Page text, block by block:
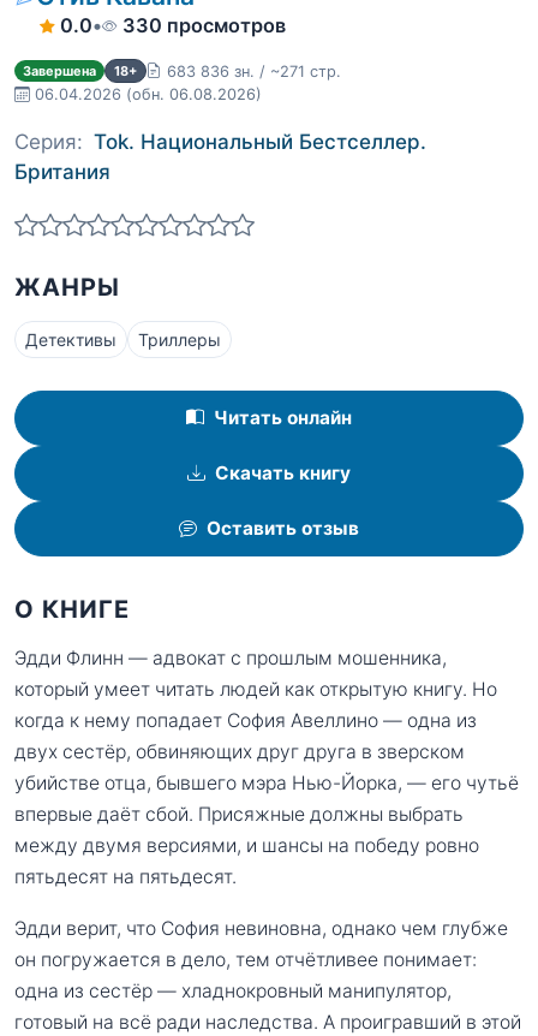
0.0• 330 просмотров
Завершена 18+
683 836 зн. / ~271 стр.
06.04.2026 (обн. 06.08.2026)
Серия: Tok. Национальный Бестселлер.
Британия
ЖАНРЫ
Детективы Триллеры
Читать онлайн
Скачать книгу
Оставить отзыв
О КНИГЕ
Эдди Флинн — адвокат с прошлым мошенника,
который умеет читать людей как открытую книгу. Но
когда к нему попадает София Авеллино — одна из
двух сестёр, обвиняющих друг друга в зверском
убийстве отца, бывшего мэра Нью-Йорка, — его чутьё
впервые даёт сбой. Присяжные должны выбрать
между двумя версиями, и шансы на победу ровно
пятьдесят на пятьдесят.
Эдди верит, что София невиновна, однако чем глубже
он погружается в дело, тем отчётливее понимает:
одна из сестёр — хладнокровный манипулятор,
готовый на всё ради наследства. А проигравший в этой